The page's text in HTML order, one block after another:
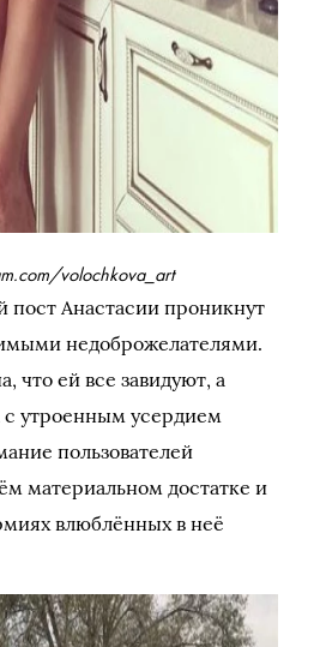
volochkova_art
пост Анастасии проникнут
недоброжелателями.
что ей все завидуют, а
с утроенным усердием
пользователей
материальном достатке и
влюблённых в неё